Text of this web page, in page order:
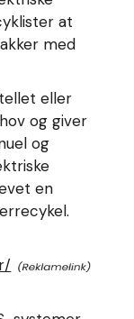
at
med
eller
og giver
og
en